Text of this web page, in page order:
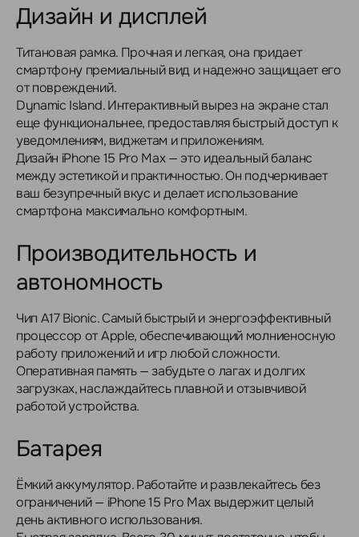
Дизайн и дисплей
Титановая рамка. Прочная и легкая, она придает
смартфону премиальный вид и надежно защищает его
от повреждений.
Dynamic Island. Интерактивный вырез на экране стал
еще функциональнее, предоставляя быстрый доступ к
уведомлениям, виджетам и приложениям.
Дизайн iPhone 15 Pro Max — это идеальный баланс
между эстетикой и практичностью. Он подчеркивает
ваш безупречный вкус и делает использование
смартфона максимально комфортным.
Производительность и
автономность
Чип A17 Bionic. Самый быстрый и энергоэффективный
процессор от Apple, обеспечивающий молниеносную
работу приложений и игр любой сложности.
Оперативная память — забудьте о лагах и долгих
загрузках, наслаждайтесь плавной и отзывчивой
работой устройства.
Батарея
Ёмкий аккумулятор. Работайте и развлекайтесь без
ограничений — iPhone 15 Pro Max выдержит целый
день активного использования.